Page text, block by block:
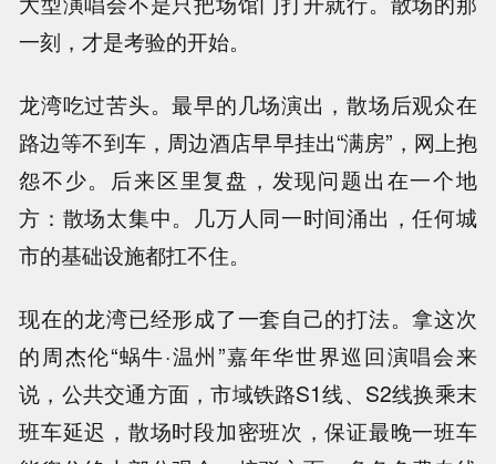
一刻，才是考验的开始。
龙湾吃过苦头。最早的几场演出，散场后观众在
路边等不到车，周边酒店早早挂出“满房”，网上抱
怨不少。后来区里复盘，发现问题出在一个地
方：散场太集中。几万人同一时间涌出，任何城
市的基础设施都扛不住。
现在的龙湾已经形成了一套自己的打法。拿这次
的周杰伦“蜗牛·温州”嘉年华世界巡回演唱会来
说，公共交通方面，市域铁路S1线、S2线换乘末
班车延迟，散场时段加密班次，保证最晚一班车